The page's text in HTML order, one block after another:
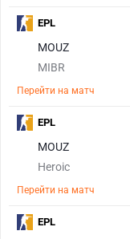
MOUZ
MIBR
Перейти на матч
EPL
MOUZ
Heroic
Перейти на матч
EPL
EPL